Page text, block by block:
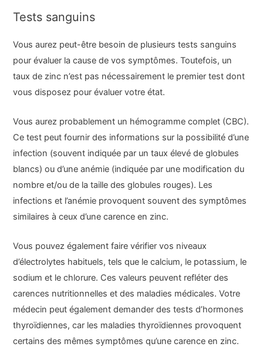
Tests sanguins
Vous aurez peut-être besoin de plusieurs tests sanguins
pour évaluer la cause de vos symptômes. Toutefois, un
taux de zinc n’est pas nécessairement le premier test dont
vous disposez pour évaluer votre état.
Vous aurez probablement un hémogramme complet (CBC).
Ce test peut fournir des informations sur la possibilité d’une
infection (souvent indiquée par un taux élevé de globules
blancs) ou d’une anémie (indiquée par une modification du
nombre et/ou de la taille des globules rouges). Les
infections et l’anémie provoquent souvent des symptômes
similaires à ceux d’une carence en zinc.
Vous pouvez également faire vérifier vos niveaux
d’électrolytes habituels, tels que le calcium, le potassium, le
sodium et le chlorure. Ces valeurs peuvent refléter des
carences nutritionnelles et des maladies médicales. Votre
médecin peut également demander des tests d’hormones
thyroïdiennes, car les maladies thyroïdiennes provoquent
certains des mêmes symptômes qu’une carence en zinc.